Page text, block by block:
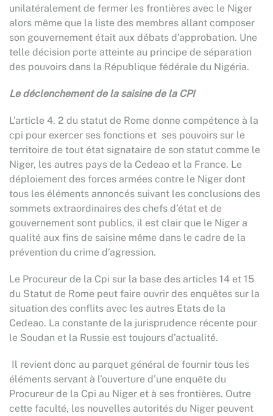
unilatéralement de fermer les frontières avec le Niger
alors même que la liste des membres allant composer
son gouvernement était aux débats d’approbation. Une
telle décision porte atteinte au principe de séparation
des pouvoirs dans la République fédérale du Nigéria.
Le déclenchement de la saisine de la CPI
L’article 4. 2 du statut de Rome donne compétence à la
cpi pour exercer ses fonctions et ses pouvoirs sur le
territoire de tout état signataire de son statut comme le
Niger, les autres pays de la Cedeao et la France. Le
déploiement des forces armées contre le Niger dont
tous les éléments annoncés suivant les conclusions des
sommets extraordinaires des chefs d’état et de
gouvernement sont publics, il est clair que le Niger a
qualité aux fins de saisine même dans le cadre de la
prévention du crime d’agression.
Le Procureur de la Cpi sur la base des articles 14 et 15
du Statut de Rome peut faire ouvrir des enquêtes sur la
situation des conflits avec les autres Etats de la
Cedeao. La constante de la jurisprudence récente pour
le Soudan et la Russie est toujours d’actualité.
Il revient donc au parquet général de fournir tous les
éléments servant à l’ouverture d’une enquête du
Procureur de la Cpi au Niger et à ses frontières. Outre
cette faculté, les nouvelles autorités du Niger peuvent